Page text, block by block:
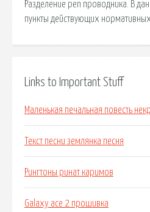
Разделение pen проводника. В
пункты действующих нормативных.
Links to Important Stuff
Маленькая печальная повесть
Текст песни землянка песня
Рингтоны ринат каримов
Galaxy ace 2 прошивка